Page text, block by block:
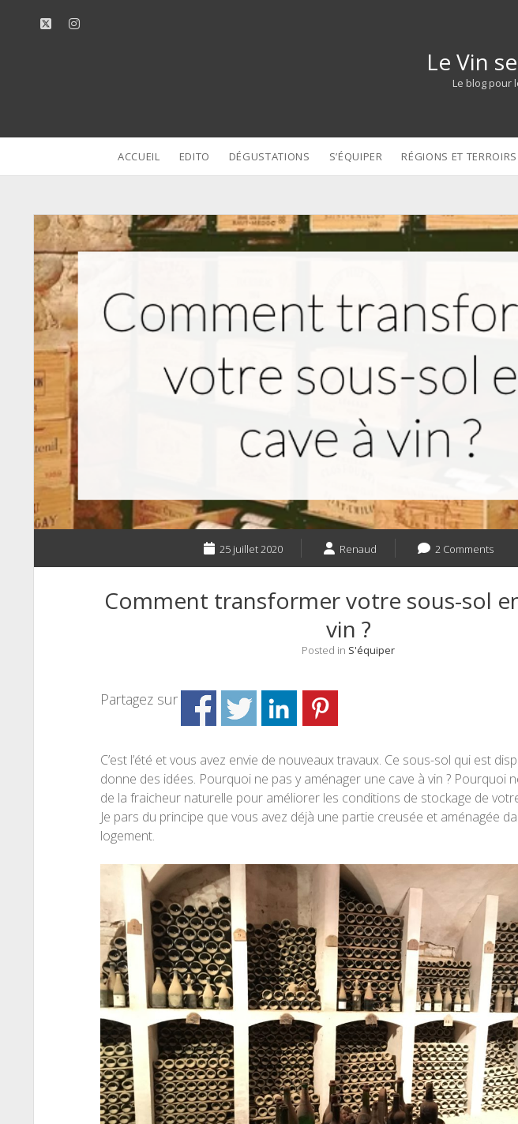
twitterinstagram
Le Vin
Le blog pour
ACCUEIL EDITO DÉGUSTATIONS S’ÉQUIPER RÉGIONS ET TERROIRS
25 juillet 2020 Renaud 2 Comments
Comment transformer votre sous-sol
vin ?
Posted in S'équiper
Partagez sur
C’est l’été et vous avez envie de nouveaux travaux. Ce sous-sol qui est
donne des idées. Pourquoi ne pas y aménager une cave à vin ? Pourquoi
de la fraicheur naturelle pour améliorer les conditions de stockage de
Je pars du principe que vous avez déjà une partie creusée et aménagée
logement.